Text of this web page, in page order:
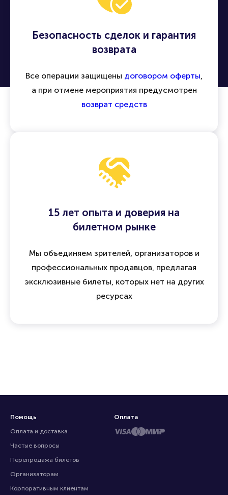
Безопасность сделок и гарантия
возврата
Все операции защищены договором оферты,
а при отмене мероприятия предусмотрен
возврат средств
15 лет опыта и доверия на
билетном рынке
Мы объединяем зрителей, организаторов и
профессиональных продавцов, предлагая
эксклюзивные билеты, которых нет на других
ресурсах
Помощь
Оплата и доставка
Частые вопросы
Перепродажа билетов
Организаторам
Корпоративным клиентам
Оплата